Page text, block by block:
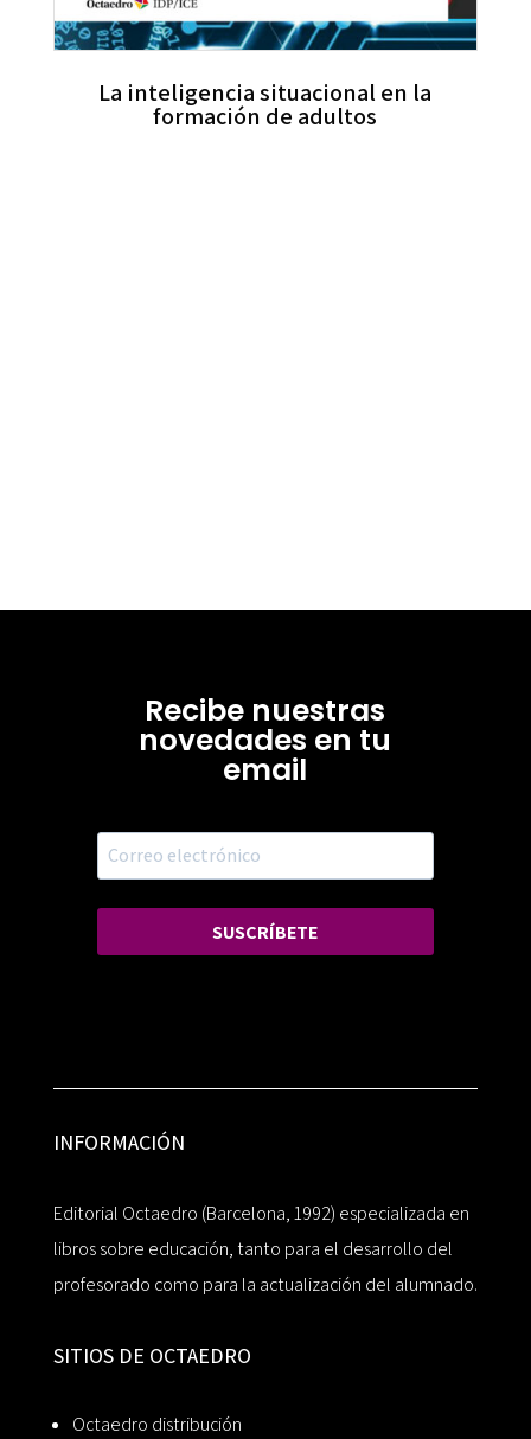
La inteligencia situacional en la
formación de adultos
Recibe nuestras
novedades en tu
email
SUSCRÍBETE
INFORMACIÓN
Editorial Octaedro (Barcelona, 1992) especializada en
libros sobre educación, tanto para el desarrollo del
profesorado como para la actualización del alumnado.
SITIOS DE OCTAEDRO
Octaedro distribución